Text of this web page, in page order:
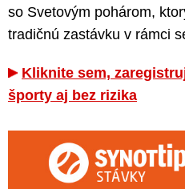
so Svetovým pohárom,
tradičnú zastávku v rámci
Kliknite sem,
športy aj bez rizika